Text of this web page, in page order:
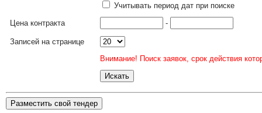
Учитывать период дат при поиске
Цена контракта
-
Записей на странице
Внимание! Поиск заявок, срок действия
Разместить свой тендер